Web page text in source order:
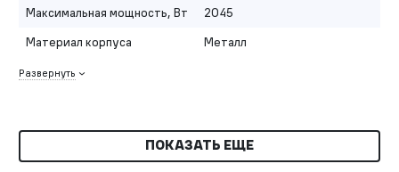
Максимальная мощность, Вт
2045
Материал корпуса
Металл
Развернуть
ПОКАЗАТЬ ЕЩЕ